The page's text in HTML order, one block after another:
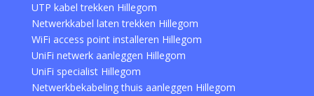
UTP kabel trekken Hillegom
Netwerkkabel laten trekken Hillegom
WiFi access point installeren Hillegom
UniFi netwerk aanleggen Hillegom
UniFi specialist Hillegom
Netwerkbekabeling thuis aanleggen Hillegom